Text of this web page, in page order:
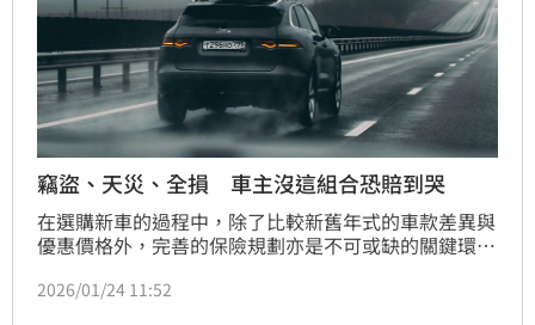
竊盜、天災、全損 車主沒這組合恐賠到哭
在選購新車的過程中，除了比較新舊年式的車款差異與
優惠價格外，完善的保險規劃亦是不可或缺的關鍵環
成為新手車主首要功課。國泰產險提醒車主，在新車上
2026/01/24 11:52